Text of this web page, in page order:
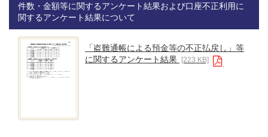
件数・金額等に関するアンケート結果および口座不正利用に
関するアンケート結果について
「盗難通帳による預金等の不正払戻し」等
に関するアンケート結果
[223 KB]